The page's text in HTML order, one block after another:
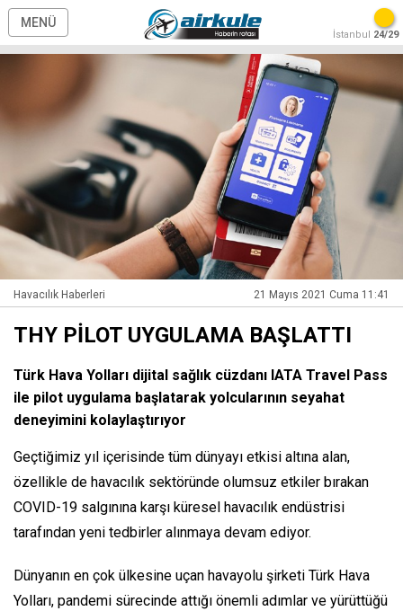
MENÜ
İstanbul 24/29
Havacılık Haberleri 21 Mayıs 2021 Cuma 11:41
THY PİLOT UYGULAMA BAŞLATTI
Türk Hava Yolları dijital sağlık cüzdanı IATA Travel Pass
ile pilot uygulama başlatarak yolcularının seyahat
deneyimini kolaylaştırıyor
Geçtiğimiz yıl içerisinde tüm dünyayı etkisi altına alan,
özellikle de havacılık sektöründe olumsuz etkiler bırakan
COVID-19 salgınına karşı küresel havacılık endüstrisi
tarafından yeni tedbirler alınmaya devam ediyor.
Dünyanın en çok ülkesine uçan havayolu şirketi Türk Hava
Yolları, pandemi sürecinde attığı önemli adımlar ve yürüttüğü